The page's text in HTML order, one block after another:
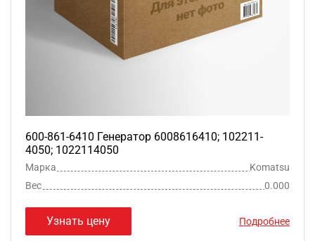
600-861-6410 Генератор 6008616410; 102211-
4050; 1022114050
Марка
Komatsu
Вес
0.000
Узнать цену Подробнее